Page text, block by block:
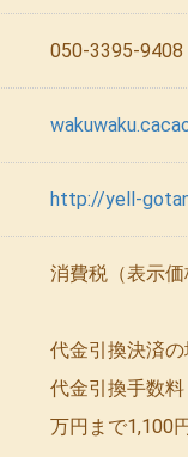
050-3395-9408
http://yell-
消費税（表示価
代金引換決済の
代金引換手数
万円まで1,100